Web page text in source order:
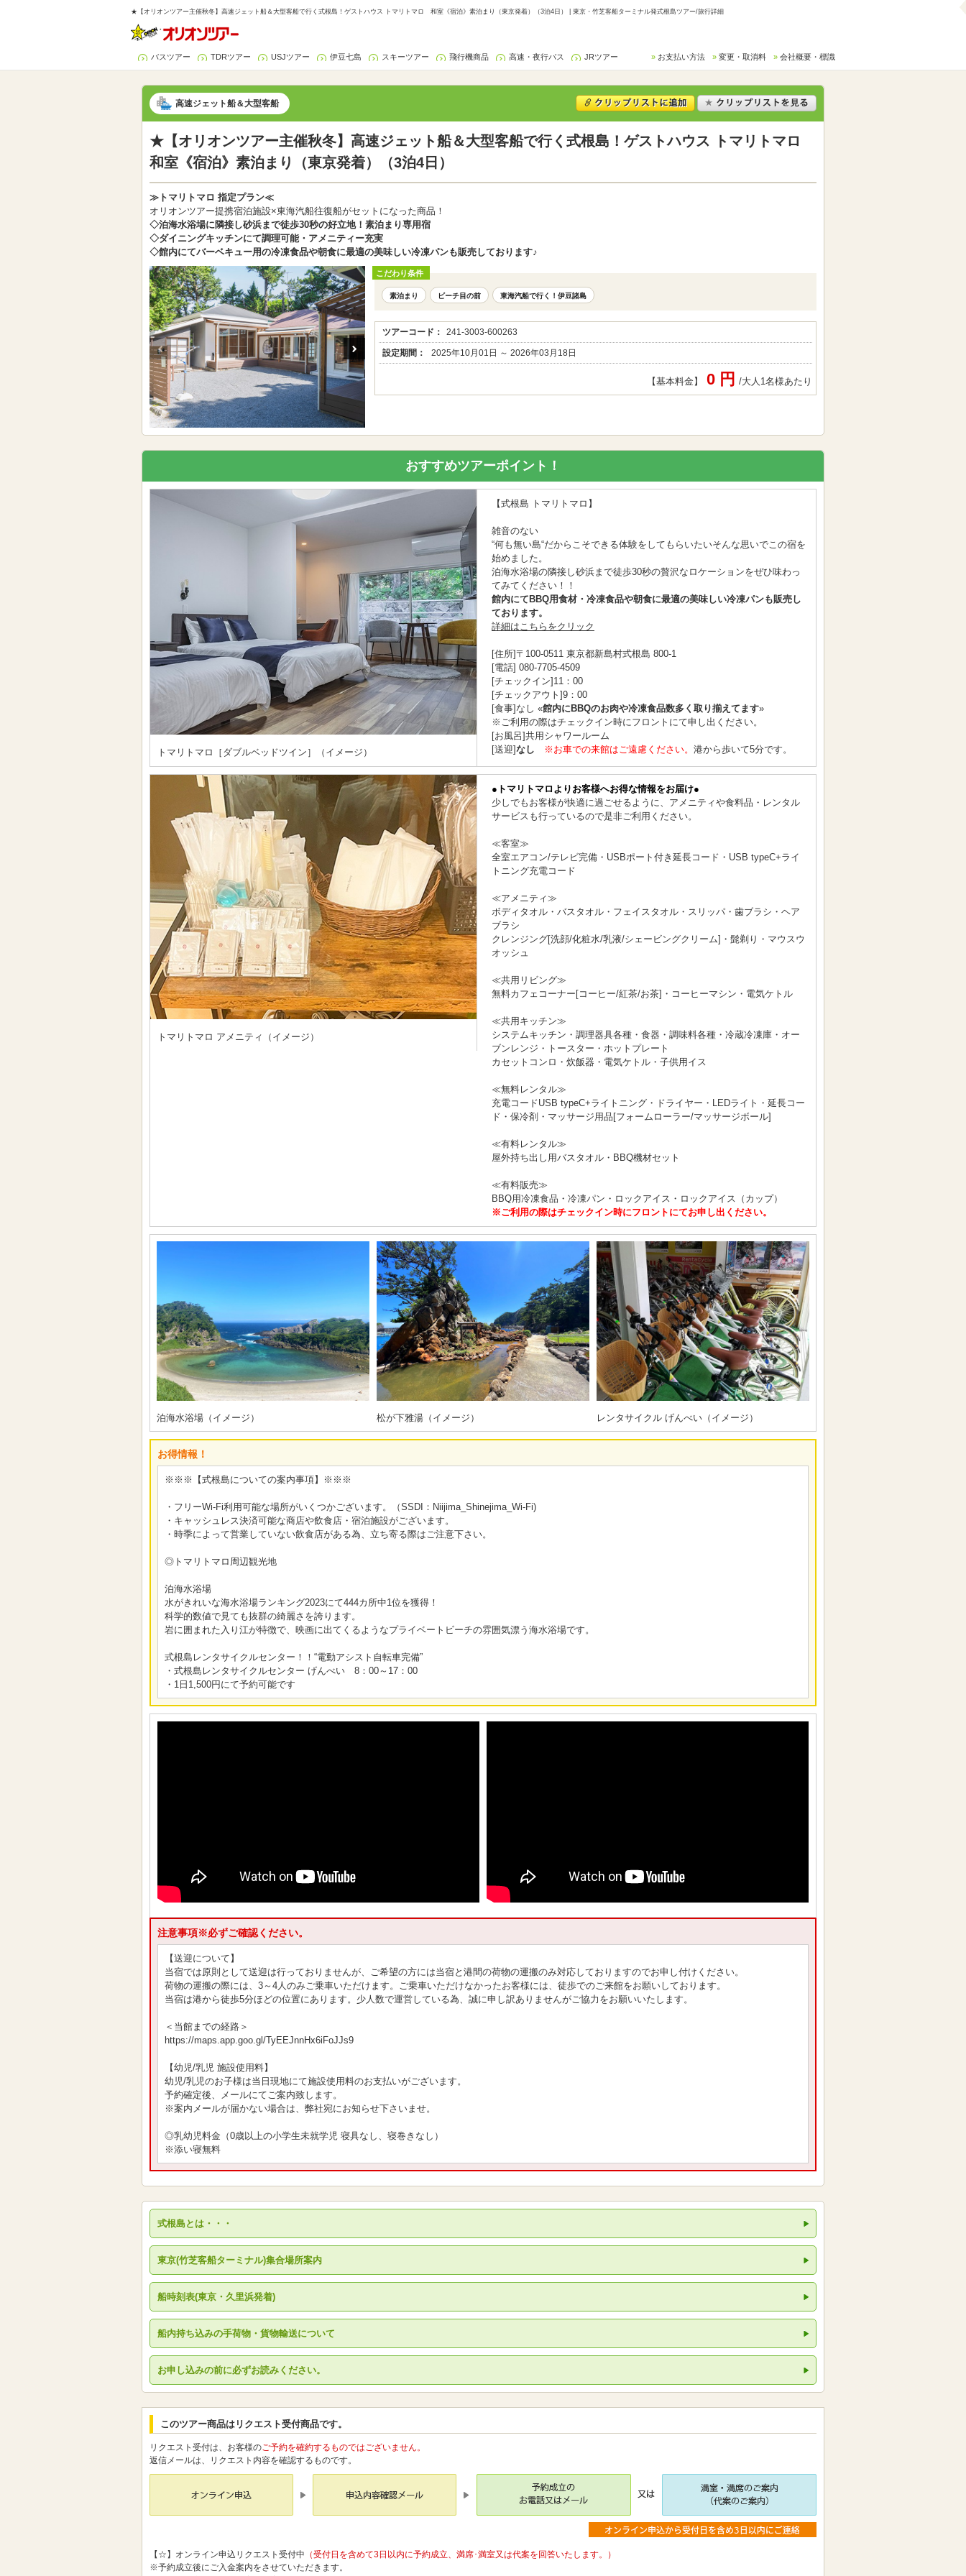
★【オリオンツアー主催秋冬】高速ジェット船＆大型客船で行く式根島！ゲストハウス トマリトマロ 和室《宿泊》素泊まり（東京発着）（3泊4日） | 東京・竹芝客船ターミナル発式根島ツアー/旅行詳細
バスツアー TDRツアー USJツアー 伊豆七島 スキーツアー 飛行機商品 高速・夜行バス JRツアー お支払い方法 変更・取消料 会社概要・標識
高速ジェット船＆大型客船
★【オリオンツアー主催秋冬】高速ジェット船＆大型客船で行く式根島！ゲストハウス トマリトマロ
和室《宿泊》素泊まり（東京発着）（3泊4日）
≫トマリトマロ 指定プラン≪
オリオンツアー提携宿泊施設×東海汽船往復船がセットになった商品！
◇泊海水浴場に隣接し砂浜まで徒歩30秒の好立地！素泊まり専用宿
◇ダイニングキッチンにて調理可能・アメニティー充実
◇館内にてバーベキュー用の冷凍食品や朝食に最適の美味しい冷凍パンも販売しております♪
こだわり条件
素泊まり ビーチ目の前 東海汽船で行く！伊豆諸島
ツアーコード： 241-3003-600263
設定期間： 2025年10月01日 ～ 2026年03月18日
【基本料金】 0 円 /大人1名様あたり
おすすめツアーポイント！
トマリトマロ［ダブルベッドツイン］（イメージ）
【式根島 トマリトマロ】
雑音のない
“何も無い島“だからこそできる体験をしてもらいたいそんな思いでこの宿を
始めました。
泊海水浴場の隣接し砂浜まで徒歩30秒の贅沢なロケーションをぜひ味わっ
てみてください！！
館内にてBBQ用食材・冷凍食品や朝食に最適の美味しい冷凍パンも販売し
ております。
詳細はこちらをクリック
[住所]〒100-0511 東京都新島村式根島 800-1
[電話] 080-7705-4509
[チェックイン]11：00
[チェックアウト]9：00
[食事]なし «館内にBBQのお肉や冷凍食品数多く取り揃えてます»
※ご利用の際はチェックイン時にフロントにて申し出ください。
[お風呂]共用シャワールーム
[送迎]なし ※お車での来館はご遠慮ください。 港から歩いて5分です。
トマリトマロ アメニティ（イメージ）
●トマリトマロよりお客様へお得な情報をお届け●
少しでもお客様が快適に過ごせるように、アメニティや食料品・レンタル
サービスも行っているので是非ご利用ください。
≪客室≫
全室エアコン/テレビ完備・USBポート付き延長コード・USB typeC+ライ
トニング充電コード
≪アメニティ≫
ボディタオル・バスタオル・フェイスタオル・スリッパ・歯ブラシ・ヘア
ブラシ
クレンジング[洗顔/化粧水/乳液/シェービングクリーム]・髭剃り・マウスウ
オッシュ
≪共用リビング≫
無料カフェコーナー[コーヒー/紅茶/お茶]・コーヒーマシン・電気ケトル
≪共用キッチン≫
システムキッチン・調理器具各種・食器・調味料各種・冷蔵冷凍庫・オー
ブンレンジ・トースター・ホットプレート
カセットコンロ・炊飯器・電気ケトル・子供用イス
≪無料レンタル≫
充電コードUSB typeC+ライトニング・ドライヤー・LEDライト・延長コー
ド・保冷剤・マッサージ用品[フォームローラー/マッサージボール]
≪有料レンタル≫
屋外持ち出し用バスタオル・BBQ機材セット
≪有料販売≫
BBQ用冷凍食品・冷凍パン・ロックアイス・ロックアイス（カップ）
※ご利用の際はチェックイン時にフロントにてお申し出ください。
泊海水浴場（イメージ） 松が下雅湯（イメージ） レンタサイクル げんべい（イメージ）
お得情報！
※※※【式根島についての案内事項】※※※
・フリーWi-Fi利用可能な場所がいくつかございます。（SSDI：Niijima_Shinejima_Wi-Fi)
・キャッシュレス決済可能な商店や飲食店・宿泊施設がございます。
・時季によって営業していない飲食店がある為、立ち寄る際はご注意下さい。
◎トマリトマロ周辺観光地
泊海水浴場
水がきれいな海水浴場ランキング2023にて444カ所中1位を獲得！
科学的数値で見ても抜群の綺麗さを誇ります。
岩に囲まれた入り江が特徴で、映画に出てくるようなプライベートビーチの雰囲気漂う海水浴場です。
式根島レンタサイクルセンター！！“電動アシスト自転車完備”
・式根島レンタサイクルセンター げんべい 8：00～17：00
・1日1,500円にて予約可能です
注意事項※必ずご確認ください。
【送迎について】
当宿では原則として送迎は行っておりませんが、ご希望の方には当宿と港間の荷物の運搬のみ対応しておりますのでお申し付けください。
荷物の運搬の際には、3～4人のみご乗車いただけます。ご乗車いただけなかったお客様には、徒歩でのご来館をお願いしております。
当宿は港から徒歩5分ほどの位置にあります。少人数で運営している為、誠に申し訳ありませんがご協力をお願いいたします。
＜当館までの経路＞
https://maps.app.goo.gl/TyEEJnnHx6iFoJJs9
【幼児/乳児 施設使用料】
幼児/乳児のお子様は当日現地にて施設使用料のお支払いがございます。
予約確定後、メールにてご案内致します。
※案内メールが届かない場合は、弊社宛にお知らせ下さいませ。
◎乳幼児料金（0歳以上の小学生未就学児 寝具なし、寝巻きなし）
※添い寝無料
式根島とは・・・
東京(竹芝客船ターミナル)集合場所案内
船時刻表(東京・久里浜発着)
船内持ち込みの手荷物・貨物輸送について
お申し込みの前に必ずお読みください。
このツアー商品はリクエスト受付商品です。
リクエスト受付は、お客様のご予約を確約するものではございません。
返信メールは、リクエスト内容を確認するものです。
【☆】オンライン申込リクエスト受付中 （受付日を含めて3日以内に予約成立、満席･満室又は代案を回答いたします。）
※予約成立後にご入金案内をさせていただきます。